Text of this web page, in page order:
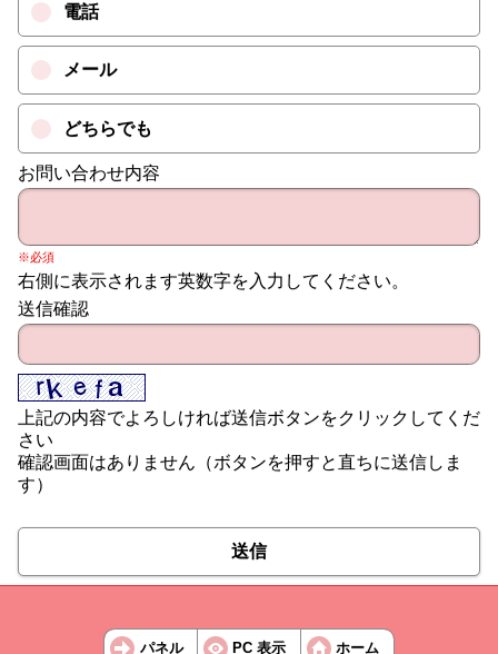
電話
メール
どちらでも
お問い合わせ内容
※必須
右側に表示されます英数字を入力してください。
送信確認
上記の内容でよろしければ送信ボタンをクリックしてくだ
さい
確認画面はありません（ボタンを押すと直ちに送信しま
す）
送信
パネル PC 表示 ホーム